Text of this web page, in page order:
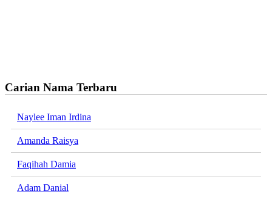
Carian Nama Terbaru
Naylee Iman Irdina
Amanda Raisya
Faqihah Damia
Adam Danial